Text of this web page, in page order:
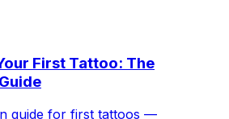
First Tattoo: The
guide for first tattoos —